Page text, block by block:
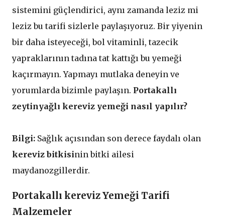
sistemini güçlendirici, aynı zamanda leziz mi
leziz bu tarifi sizlerle paylaşıyoruz. Bir yiyenin
bir daha isteyeceği, bol vitaminli, tazecik
yapraklarının tadına tat kattığı bu yemeği
kaçırmayın. Yapmayı mutlaka deneyin ve
yorumlarda bizimle paylaşın. Portakallı
zeytinyağlı kereviz yemeği nasıl yapılır?
Bilgi: Sağlık açısından son derece faydalı olan
kereviz bitkisinin bitki ailesi
maydanozgillerdir.
Portakallı kereviz Yemeği Tarifi
Malzemeler